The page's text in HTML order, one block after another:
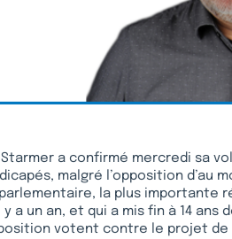
a confirmé mercredi sa
malgré l’opposition d’au
la plus importante
a un an, et qui a mis fin à 14 ans
votent contre le projet